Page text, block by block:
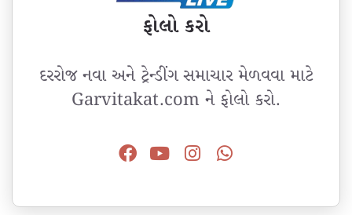
ફોલો કરો
દરરોજ નવા અને ટ્રેન્ડીંગ સમાચાર મેળવવા માટે
Garvitakat.com ને ફોલો કરો.